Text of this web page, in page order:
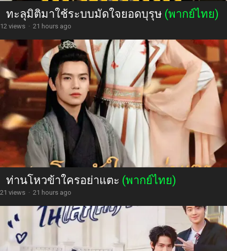
ทะลุมิติมาใช้ระบบมัดใจยอดบุรุษ (พากย์ไทย)
12 views · 21 hours ago
ท่านโหวข้าใครอย่าแตะ (พากย์ไทย)
21 views · 21 hours ago